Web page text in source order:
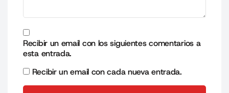
Recibir un email con los siguientes comentarios a
esta entrada.
Recibir un email con cada nueva entrada.